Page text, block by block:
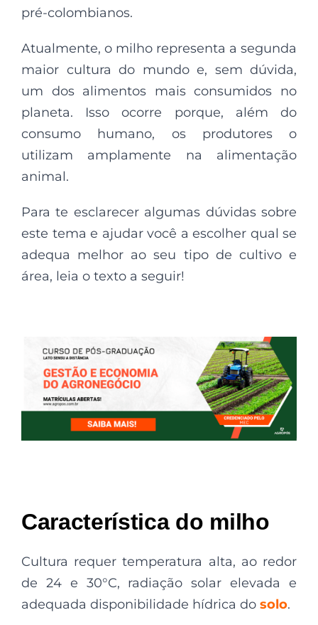
pré-colombianos.
Atualmente, o milho representa a segunda
maior cultura do mundo e, sem dúvida,
um dos alimentos mais consumidos no
planeta. Isso ocorre porque, além do
consumo humano, os produtores o
utilizam amplamente na alimentação
animal.
Para te esclarecer algumas dúvidas sobre
este tema e ajudar você a escolher qual se
adequa melhor ao seu tipo de cultivo e
área, leia o texto a seguir!
Característica do milho
Cultura requer temperatura alta, ao redor
de 24 e 30°C, radiação solar elevada e
adequada disponibilidade hídrica do solo.